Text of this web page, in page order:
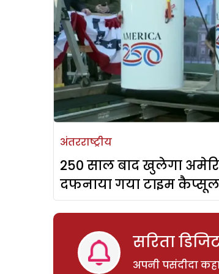
अंतरराष्ट्रीय
250 साल बाद खुलेगा
दफनाया गया टाइम कैप्सूल
सरिता
अपनी पसंदीदा